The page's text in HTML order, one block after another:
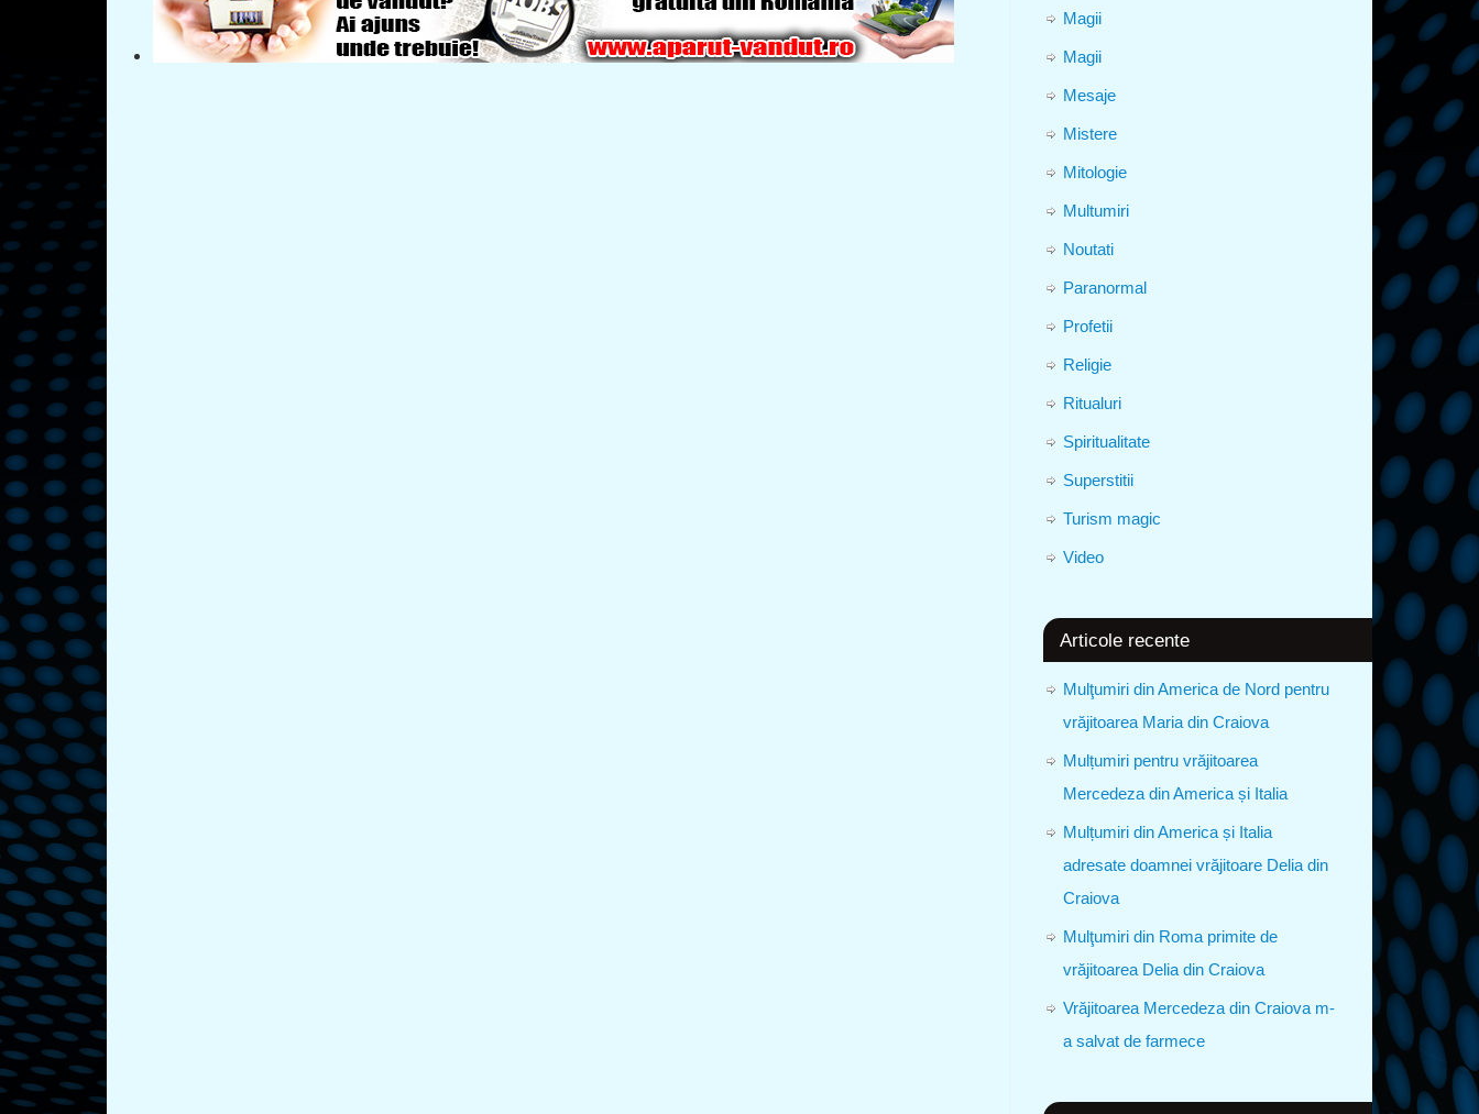
Magii
Magii
Mesaje
Mistere
Mitologie
Multumiri
Noutati
Paranormal
Profetii
Religie
Ritualuri
Spiritualitate
Superstitii
Turism magic
Video
Articole recente
Mulţumiri din America de Nord pentru
vrăjitoarea Maria din Craiova
Mulțumiri pentru vrăjitoarea
Mercedeza din America și Italia
Mulțumiri din America și Italia
adresate doamnei vrăjitoare Delia din
Craiova
Mulţumiri din Roma primite de
vrăjitoarea Delia din Craiova
Vrăjitoarea Mercedeza din Craiova m-
a salvat de farmece